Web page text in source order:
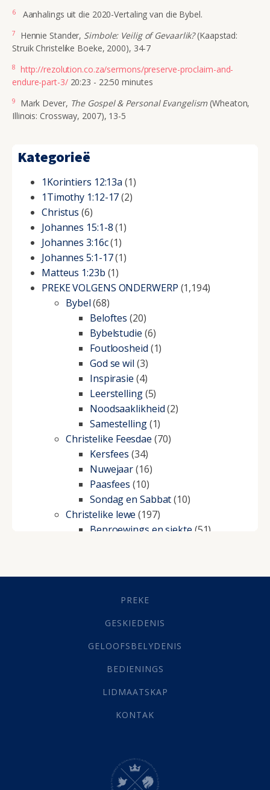
6 Aanhalings uit die 2020-Vertaling van die Bybel.
7 Hennie Stander, Simbole: Veilig of Gevaarlik?(Kaapstad:
Struik Christelike Boeke, 2000), 34-7
8
http://rezolution.co.za/sermons/preserve-proclaim-and-
endure-part-3/20:23 - 22:50 minutes
9 Mark Dever, The Gospel & Personal Evangelism (Wheaton,
Illinois: Crossway, 2007), 13-5
Kategorieë
1Korintiers 12:13a (1)
1Timothy 1:12-17(2)
Christus (6)
Johannes 15:1-8(1)
Johannes 3:16c(1)
Johannes 5:1-17(1)
Matteus 1:23b (1)
PREKE VOLGENS ONDERWERP (1,194)
Bybel(68)
Beloftes (20)
Bybelstudie (6)
Foutloosheid (1)
God se wil (3)
Inspirasie (4)
Leerstelling(5)
Noodsaaklikheid(2)
Samestelling(1)
Christelike Feesdae (70)
Kersfees (34)
Nuwejaar(16)
Paasfees (10)
Sondag en Sabbat(10)
Christelike lewe (197)
Beproewings en siekte (51)
Geestelike Groei(10)
(21)
Grys Areas(4)
Lewensdoel(3)
Selfondersoek(1)
Werk(22)
(142)
Hemel (31)
Israel (14)
PREKE
GESKIEDENIS
GELOOFSBELYDENIS
BEDIENINGS
LIDMAATSKAP
KONTAK